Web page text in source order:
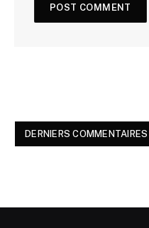
DERNIERS COMMENTAIRES